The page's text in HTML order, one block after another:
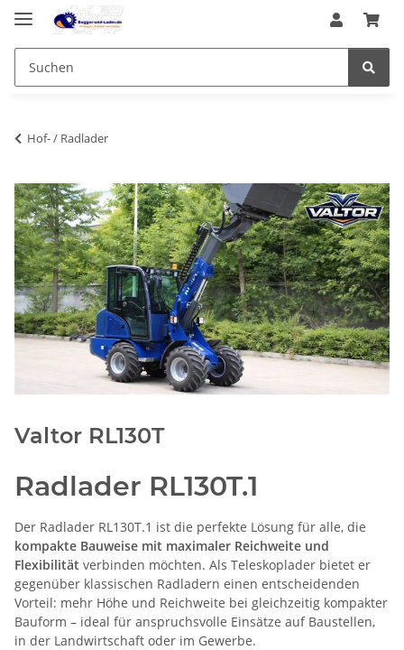
Hof- / Radlader
Valtor RL130T
Radlader RL130T.1
Der Radlader RL130T.1 ist die perfekte Lösung für alle, die
kompakte Bauweise mit maximaler Reichweite und
Flexibilität verbinden möchten. Als Teleskoplader bietet er
gegenüber klassischen Radladern einen entscheidenden
Vorteil: mehr Höhe und Reichweite bei gleichzeitig kompakter
Bauform – ideal für anspruchsvolle Einsätze auf Baustellen,
in der Landwirtschaft oder im Gewerbe.